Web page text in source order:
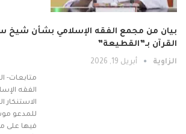
بيان من مجمع الفقه الإسلامي بشأن شيخ
القرآن بـ”القطيعة”
الزاوية أبريل 19, 2026
متابعات-
الفقه
الاستنكار
للمدعو
فيها على